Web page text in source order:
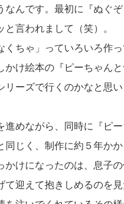
んです。最初に『ぬぐ
と言われまして（笑）。
くちゃ」っていろいろ作
かけ絵本の『ピーちゃん
リーズで行くのかなと思
進めながら、同時に『ピ
同じく、制作に約５年か
かけになったのは、息子
て迎えて抱きしめるのを